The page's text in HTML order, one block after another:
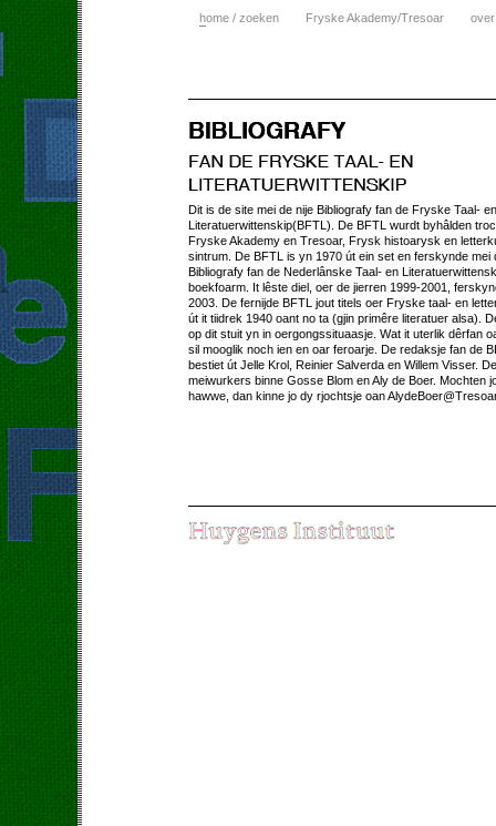
home / zoeken Fryske Akademy/Tresoar
Dit is de site mei de nije Bibliografy fan de Fryske Taal- en
Literatuerwittenskip(BFTL). De BFTL wurdt byhâlden
Fryske Akademy en Tresoar, Frysk histoarysk en
sintrum. De BFTL is yn 1970 út ein set en ferskynde mei
Bibliografy fan de Nederlânske Taal- en
boekfoarm. It lêste diel, oer de jierren 1999-2001,
2003. De fernijde BFTL jout titels oer Fryske taal- en
út it tiidrek 1940 oant no ta (gjin primêre literatuer alsa).
op dit stuit yn in oergongssituaasje. Wat it uterlik dêrfan
sil mooglik noch ien en oar feroarje. De redaksje fan de
bestiet út Jelle Krol, Reinier Salverda en Willem Visser. De
meiwurkers binne Gosse Blom en Aly de Boer. Mochten
hawwe, dan kinne jo dy rjochtsje oan